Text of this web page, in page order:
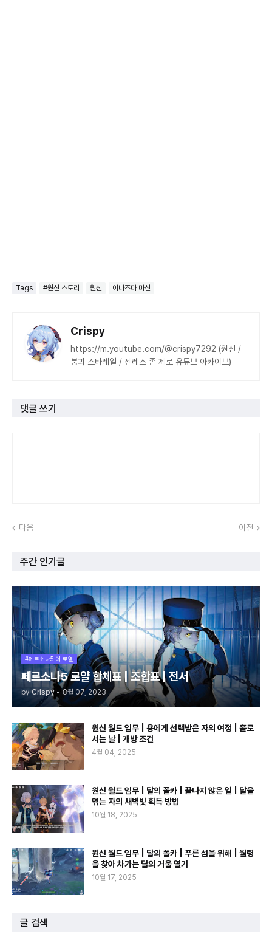
Tags #원신 스토리 원신 이나즈마 마신
Crispy
https://m.youtube.com/@crispy7292 (원신 /
붕괴 스타레일 / 젠레스 존 제로 유튜브 아카이브)
댓글 쓰기
다음 이전
주간 인기글
#페르소나5 더 로열
페르소나5 로얄 합체표 | 조합표 | 전서
by Crispy - 8월 07, 2023
원신 월드 임무 | 용에게 선택받은 자의 여정 | 홀로
서는 날 | 개방 조건
4월 04, 2025
원신 월드 임무 | 달의 폴카 | 끝나지 않은 일 | 달을
엮는 자의 새벽빛 획득 방법
10월 18, 2025
원신 월드 임무 | 달의 폴카 | 푸른 섬을 위해 | 월령
을 찾아 차가는 달의 거울 열기
10월 17, 2025
글 검색